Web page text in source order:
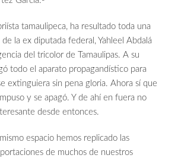
tamaulipeca, ha resultado toda una
la ex diputada federal, Yahleel Abdalá
del tricolor de Tamaulipas. A su
todo el aparato propagandístico para
extinguiera sin pena gloria. Ahora sí que
y se apagó. Y de ahí en fuera no
desde entonces.
espacio hemos replicado las
de muchos de nuestros